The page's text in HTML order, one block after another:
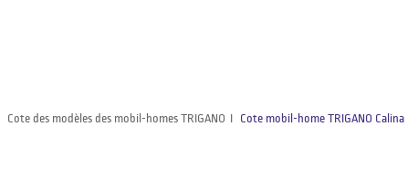
Cote des modèles des mobil-homes TRIGANO Cote mobil-home TRIGANO Calina